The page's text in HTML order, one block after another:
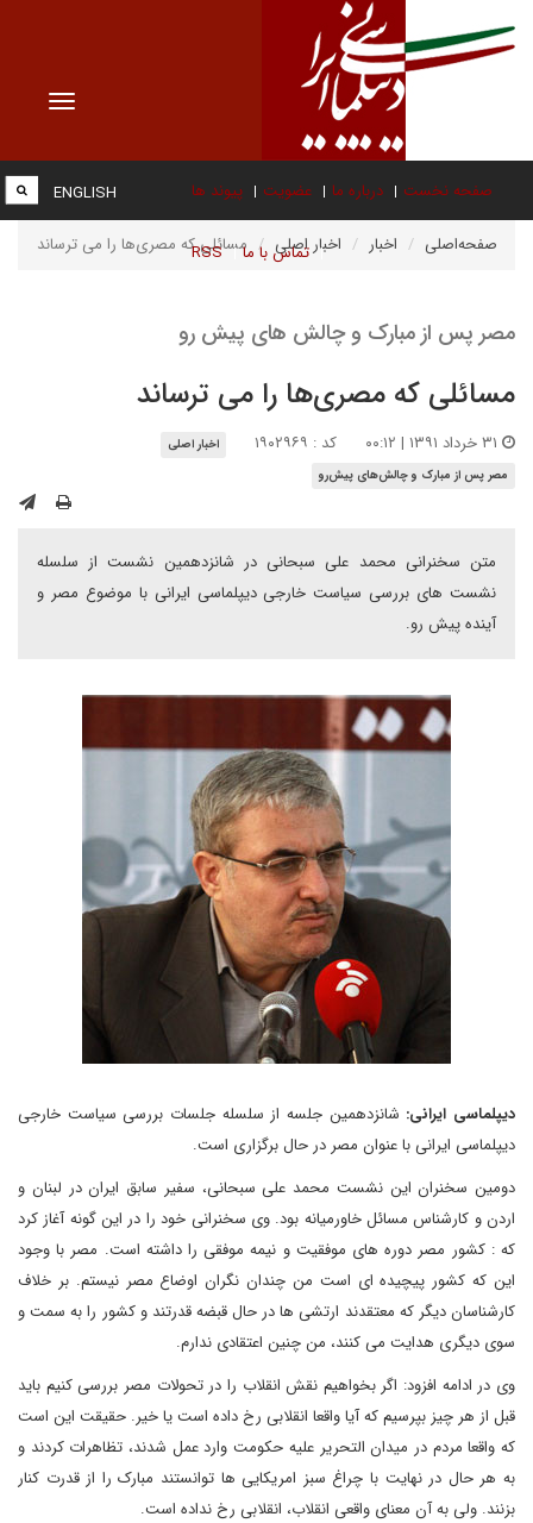
Toggle
صفحه نخست درباره ما عضویت پیوند ها
تماس با ما RSS
ENGLISH
صفحه‌اصلی اخبار اخبار اصلی مسائلی که مصری‌ها را می ترساند
مصر پس از مبارک و چالش های پیش رو
مسائلی که مصری‌ها را می ترساند
کد : ۱۹۰۲۹۶۹
اخبار اصلی
مصر پس از مبارک و چالش‌های پیش‌رو
متن سخنرانی محمد علی سبحانی در شانزدهمین نشست از سلسله
نشست های بررسی سیاست خارجی دیپلماسی ایرانی با موضوع مصر و
آینده پیش رو.
دیپلماسی ایرانی: شانزدهمین جلسه از سلسله جلسات بررسی سیاست خارجی
دیپلماسی ایرانی با عنوان مصر در حال برگزاری است.
دومین سخنران این نشست محمد علی سبحانی، سفیر سابق ایران در لبنان و
اردن و کارشناس مسائل خاورمیانه بود. وی سخنرانی خود را در این گونه آغاز کرد
که : کشور مصر دوره های موفقیت و نیمه موفقی را داشته است. مصر با وجود
این که کشور پیچیده ای است من چندان نگران اوضاع مصر نیستم. بر خلاف
کارشناسان دیگر که معتقدند ارتشی ها در حال قبضه قدرتند و کشور را به سمت و
سوی دیگری هدایت می کنند، من چنین اعتقادی ندارم.
وی در ادامه افزود: اگر بخواهیم نقش انقلاب را در تحولات مصر بررسی کنیم باید
قبل از هر چیز بپرسیم که آیا واقعا انقلابی رخ داده است یا خیر. حقیقت این است
که واقعا مردم در میدان التحریر علیه حکومت وارد عمل شدند، تظاهرات کردند و
به هر حال در نهایت با چراغ سبز امریکایی ها توانستند مبارک را از قدرت کنار
بزنند. ولی به آن معنای واقعی انقلاب، انقلابی رخ نداده است.